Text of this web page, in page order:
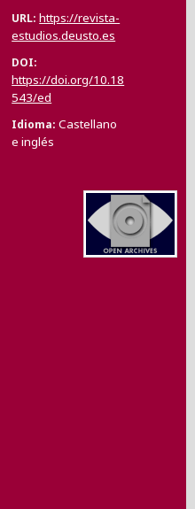
URL https://revista-
estudios.deusto.es
DOI
https://doi.org/10.18
543/ed
Idioma Castellano
e inglés